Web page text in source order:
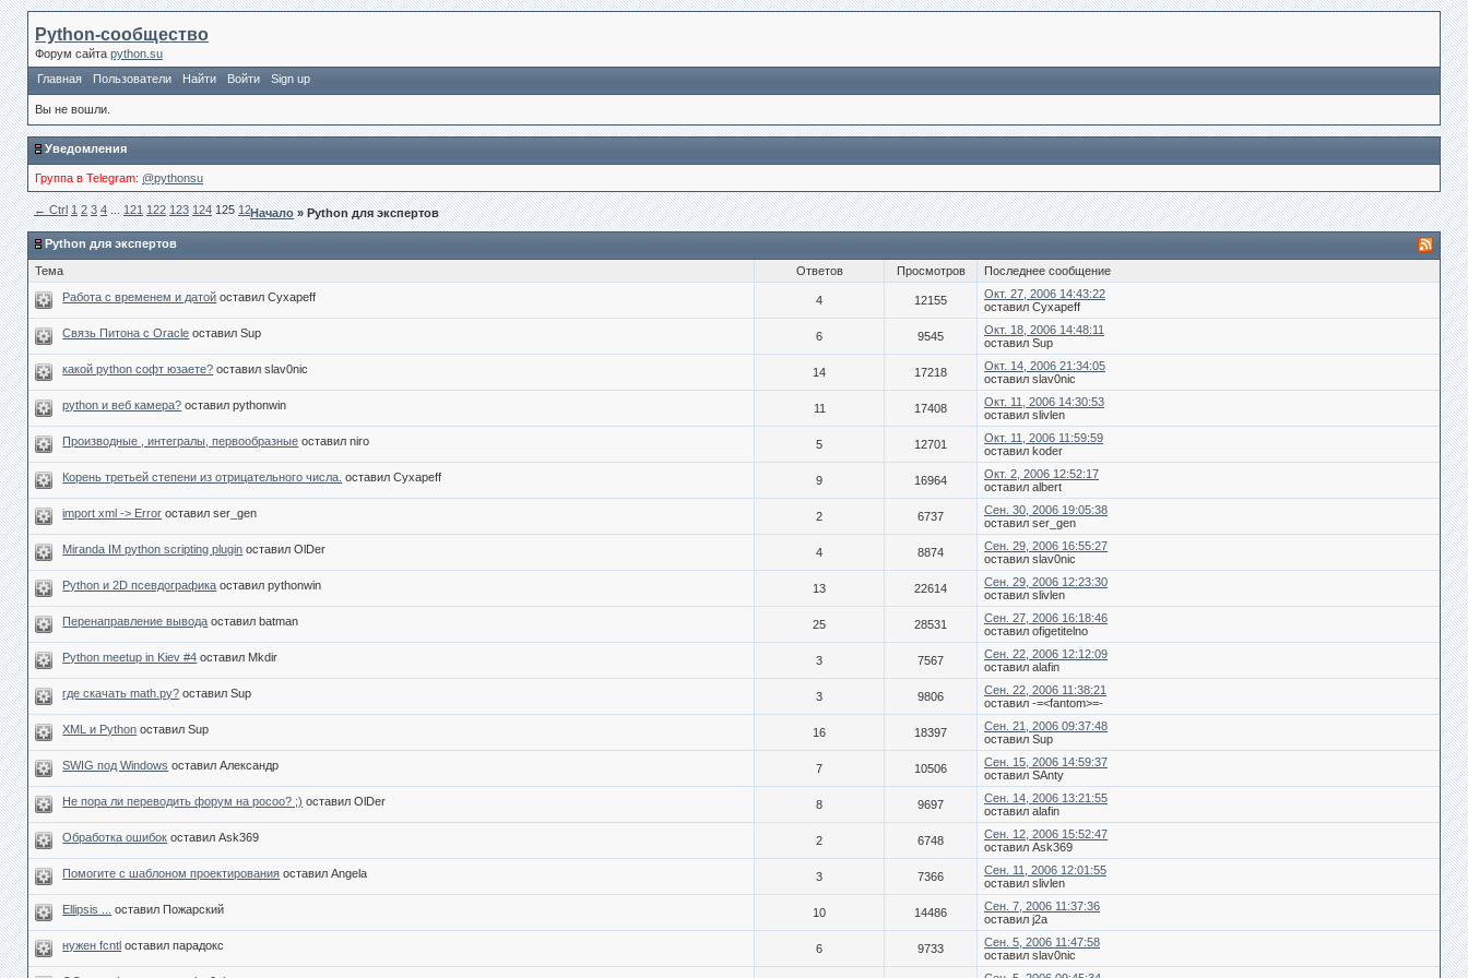
Python-сообщество
Форум сайта python.su
Главная
Пользователи Найти Войти Sign up
Вы не вошли.
Уведомления
Группа в Telegram: @pythonsu
← Сtrl 1 2 3 4...121 122 123 124 125 126 127 Ctrl →
Начало » Python для экспертов
Python для экспертов
Тема Ответов Просмотров
Последнее сообщение
Работа с временем и датой оставил Cyxapeff 4 12155
Окт. 27, 2006 14:43:22
оставил Cyxapeff
Связь Питона с Oracle оставил Sup 6 9545
Окт. 18, 2006 14:48:11
оставил Sup
какой python софт юзаете? оставил slav0nic 14 17218
Окт. 14, 2006 21:34:05
оставил slav0nic
python и веб камера? оставил pythonwin 11 17408
Окт. 11, 2006 14:30:53
оставил slivlen
Производные , интегралы, первообразные оставил niro 5 12701
Окт. 11, 2006 11:59:59
оставил koder
Корень третьей степени из отрицательного числа. оставил Cyxapeff 9 16964
Окт. 2, 2006 12:52:17
оставил albert
import xml -> Error оставил ser_gen 2 6737
Сен. 30, 2006 19:05:38
оставил ser_gen
Miranda IM python scripting plugin оставил OlDer 4 8874
Сен. 29, 2006 16:55:27
оставил slav0nic
Python и 2D псевдографика оставил pythonwin 13 22614
Сен. 29, 2006 12:23:30
оставил slivlen
Перенаправление вывода оставил batman 25 28531
Сен. 27, 2006 16:18:46
оставил ofigetitelno
Python meetup in Kiev #4 оставил Mkdir 3 7567
Сен. 22, 2006 12:12:09
оставил alafin
где скачать math.py? оставил Sup 3 9806
Сен. 22, 2006 11:38:21
оставил -=<fantom>=-
XML и Python оставил Sup 16 18397
Сен. 21, 2006 09:37:48
оставил Sup
SWIG под Windows оставил Александр 7 10506
Сен. 15, 2006 14:59:37
оставил SAnty
Не пора ли переводить форум на pocoo? ;) оставил OlDer 8 9697
Сен. 14, 2006 13:21:55
оставил alafin
Обработка ошибок оставил Ask369 2 6748
Сен. 12, 2006 15:52:47
оставил Ask369
Помогите с шаблоном проектирования оставил Angela 3 7366
Сен. 11, 2006 12:01:55
оставил slivlen
Ellipsis ...
оставил Пожарский 10 14486
Сен. 7, 2006 11:37:36
оставил j2a
нужен fcntl оставил парадокс 6 9733
Сен. 5, 2006 11:47:58
оставил slav0nic